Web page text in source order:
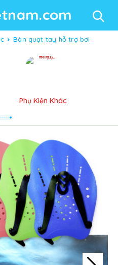
Bàn quạt tay hỗ trợ bơi
Phụ Kiện Khác